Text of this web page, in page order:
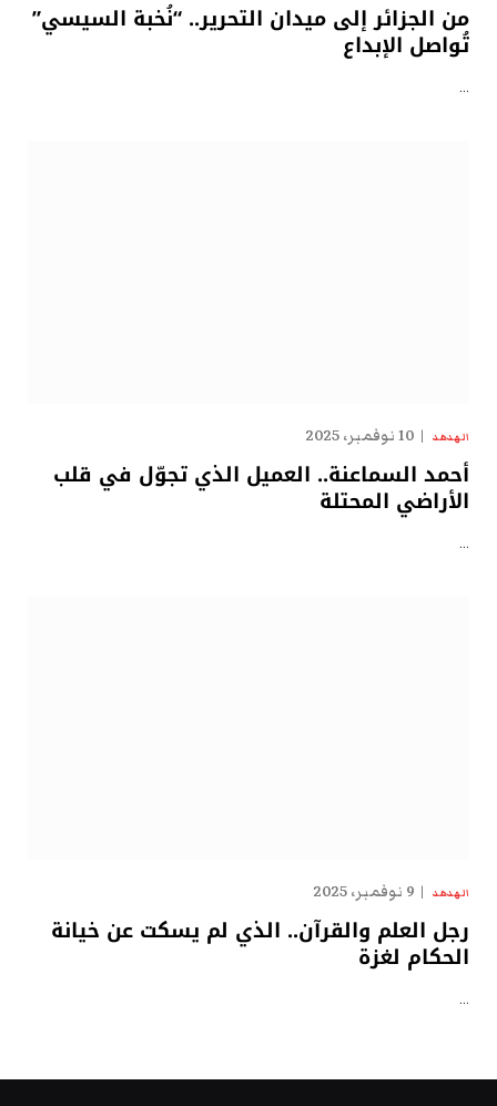
من الجزائر إلى ميدان التحرير.. “نُخبة السيسي”
تُواصل الإبداع
…
الهدهد 10 نوفمبر، 2025
أحمد السماعنة.. العميل الذي تجوّل في قلب
الأراضي المحتلة
…
الهدهد 9 نوفمبر، 2025
رجل العلم والقرآن.. الذي لم يسكت عن خيانة
الحكام لغزة
…